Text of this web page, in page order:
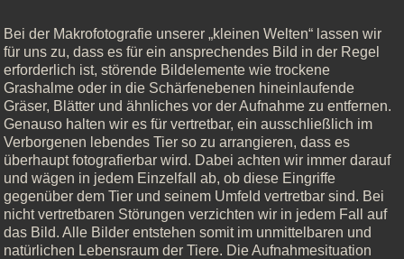
Bei der Makrofotografie unserer „kleinen Welten“ lassen wir
für uns zu, dass es für ein ansprechendes Bild in der Regel
erforderlich ist, störende Bildelemente wie trockene
Grashalme oder in die Schärfenebenen hineinlaufende
Gräser, Blätter und ähnliches vor der Aufnahme zu entfernen.
Genauso halten wir es für vertretbar, ein ausschließlich im
Verborgenen lebendes Tier so zu arrangieren, dass es
überhaupt fotografierbar wird. Dabei achten wir immer darauf
und wägen in jedem Einzelfall ab, ob diese Eingriffe
gegenüber dem Tier und seinem Umfeld vertretbar sind. Bei
nicht vertretbaren Störungen verzichten wir in jedem Fall auf
das Bild. Alle Bilder entstehen somit im unmittelbaren und
natürlichen Lebensraum der Tiere. Die Aufnahmesituation